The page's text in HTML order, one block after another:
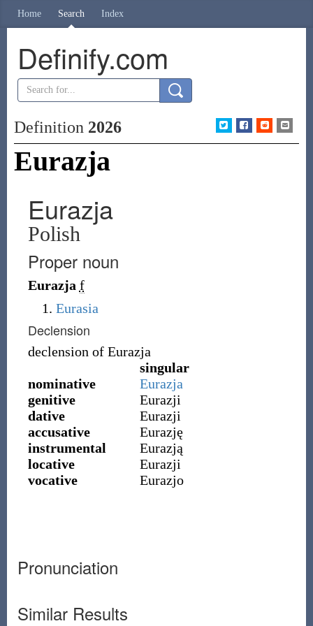
Home Search Index
Definify.com
Definition 2026
Eurazja
Eurazja
Polish
Proper noun
Eurazja f
Eurasia
Declension
declension of Eurazja
singular
nominative
Eurazja
genitive
Eurazji
dative
Eurazji
accusative
Eurazję
instrumental
Eurazją
locative
Eurazji
vocative
Eurazjo
Pronunciation
Similar Results